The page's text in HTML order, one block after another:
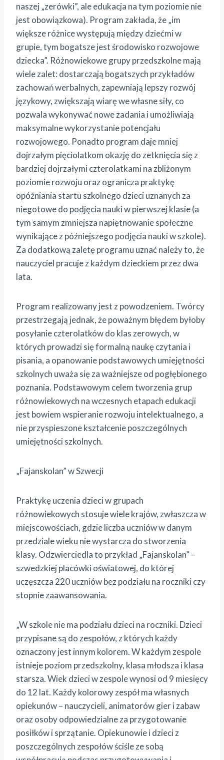
naszej „zerówki”, ale edukacja na tym poziomie nie
jest obowiązkowa). Program zakłada, że „im
większe różnice występują między dziećmi w
grupie, tym bogatsze jest środowisko rozwojowe
dziecka”. Różnowiekowe grupy przedszkolne mają
wiele zalet: dostarczają bogatszych przykładów
zachowań werbalnych, zapewniają lepszy rozwój
językowy, zwiększają wiarę we własne siły, co
pozwala wykonywać nowe zadania i umożliwiają
maksymalne wykorzystanie potencjału
rozwojowego. Ponadto program daje mniej
dojrzałym pięciolatkom okazję do zetknięcia się z
bardziej dojrzałymi czterolatkami na zbliżonym
poziomie rozwoju oraz ogranicza praktykę
opóźniania startu szkolnego dzieci uznanych za
niegotowe do podjęcia nauki w pierwszej klasie (a
tym samym zmniejsza napiętnowanie społeczne
wynikające z późniejszego podjęcia nauki w szkole).
Za dodatkową zaletę programu uznać należy to, że
nauczyciel pracuje z każdym dzieckiem przez dwa
lata.
Program realizowany jest z powodzeniem. Twórcy
przestrzegają jednak, że poważnym błędem byłoby
posyłanie czterolatków do klas zerowych, w
których prowadzi się formalną naukę czytania i
pisania, a opanowanie podstawowych umiejętności
szkolnych uważa się za ważniejsze od pogłębionego
poznania. Podstawowym celem tworzenia grup
różnowiekowych na wczesnych etapach edukacji
jest bowiem wspieranie rozwoju intelektualnego, a
nie przyspieszone kształcenie poszczególnych
umiejętności szkolnych.
„Fajanskolan” w Szwecji
Praktykę uczenia dzieci w grupach
różnowiekowych stosuje wiele krajów, zwłaszcza w
miejscowościach, gdzie liczba uczniów w danym
przedziale wieku nie wystarcza do stworzenia
klasy. Odzwierciedla to przykład „Fajanskolan” –
szwedzkiej placówki oświatowej, do której
uczęszcza 220 uczniów bez podziału na roczniki czy
stopnie zaawansowania.
„W szkole nie ma podziału dzieci na roczniki. Dzieci
przypisane są do zespołów, z których każdy
oznaczony jest innym kolorem. W każdym zespole
istnieje poziom przedszkolny, klasa młodsza i klasa
starsza. Wiek dzieci w zespole wynosi od 9 miesięcy
do 12 lat. Każdy kolorowy zespół ma własnych
opiekunów – nauczycieli, animatorów gier i zabaw
oraz osoby odpowiedzialne za przygotowanie
posiłków i sprzątanie. Opiekunowie i dzieci z
poszczególnych zespołów ściśle ze sobą